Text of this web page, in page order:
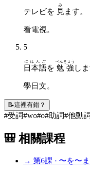
テレビを 見
み
ます。
看電視。
5
日本語
にほんご
を 勉強
べんきょう
しま
學日文。
📝這裡有錯？
#受詞#wo#o#助詞#他動詞
🎒 相關課程
→ 第6課 · 〜を〜